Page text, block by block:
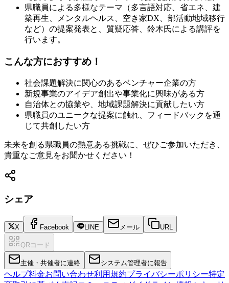
県職員による多様なテーマ（多言語対応、省エネ、建
築再生、メンタルヘルス、空き家DX、部活動地域移行
など）の提案発表と、質疑応答、鈴木氏による講評を
行います。
こんな方におすすめ！
社会課題解決に関心のあるベンチャー企業の方
新規事業のアイデア創出や事業化に興味がある方
自治体との協業や、地域課題解決に貢献したい方
県職員のユニークな提案に触れ、フィードバックを通
じて共創したい方
未来を創る県職員の熱意ある挑戦に、ぜひご参加いただき、
貴重なご意見をお聞かせください！
シェア
X Facebook LINE メール URL
QRコード
主催・共催者に連絡 システム管理者に報告
ヘルプ料金お問い合わせ利用規約プライバシーポリシー特定